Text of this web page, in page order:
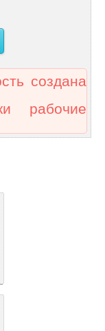
создана
рабочие